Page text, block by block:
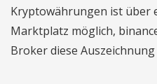
Kryptowährungen ist über
Marktplatz möglich,
Broker diese